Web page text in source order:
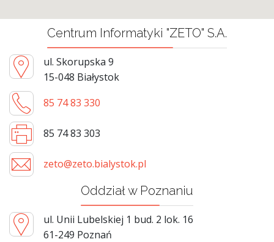
Centrum Informatyki "ZETO" S.A.
ul. Skorupska 9
15-048 Białystok
85 74 83 330
85 74 83 303
zeto@zeto.bialystok.pl
Oddział w Poznaniu
ul. Unii Lubelskiej 1 bud. 2 lok. 16
61-249 Poznań